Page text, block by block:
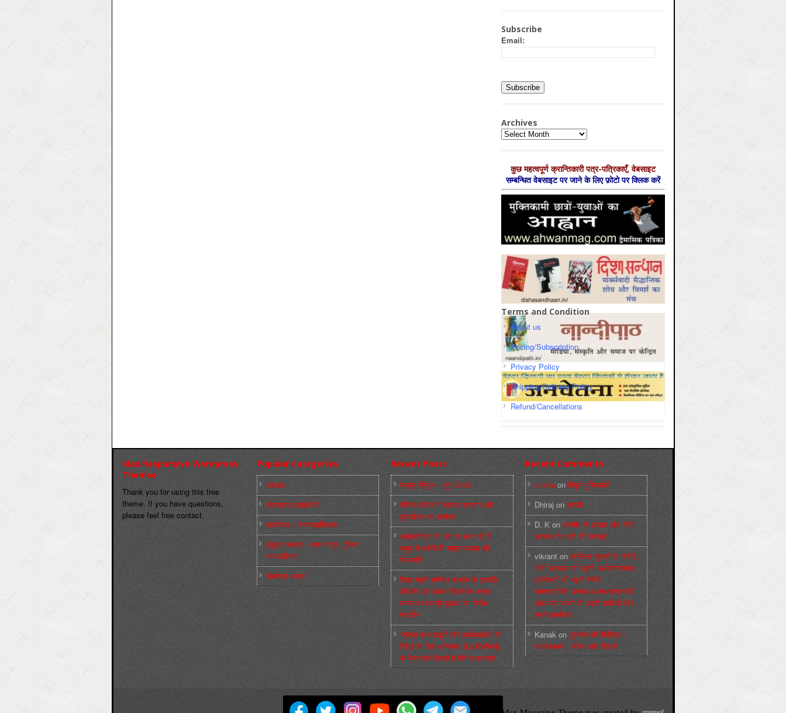
Subscribe
Email:
Archives
Archives
कुछ महत्‍वपूर्ण क्रान्तिकारी पत्र-पत्रिकाएँ, वेबसाइट
सम्‍बन्धित वेबसाइट पर जाने के लिए फ़ोटो पर क्लिक करें
Terms and Condition
About us
Pricing/Subscription
Privacy Policy
Shipping/Delivery Policy
Refund/Cancellations
Max Responsive Wordpress
Themse
Thank you for using this free
theme. If you have questions,
please feel free contact.
Popular Categories
Slider
कारख़ाना इलाक़ों से
फ़ासीवाद / साम्‍प्रदायिकता
बुर्जुआ जनवाद – दमन तंत्र, पुलिस,
न्‍यायपालिका
संघर्षरत जनता
Recent Posts
मज़दूर बिगुल – जून 2026
पश्चिम बंगाल में भाजपा सरकार और
बुलडोज़र का आतंक!
अमानवीयता की हदें पार कर रही है
क्यूबा में अमेरिकी साम्राज्यवाद की
घेराबन्दी
शिक्षा मंत्री धर्मेन्द्र प्रधान के इस्तीफ़े
की माँग को लेकर दिल्ली के जन्तर-
मन्तर पर छात्रों-युवाओं का विरोध
प्रदर्शन
‘नोएडा के मज़दूरों और कार्यकर्ताओं की
रिहाई के लिए अभियान’ (CaRWAN)
के बैनर तले दिल्ली में विरोध प्रदर्शन
Recent Comments
snehaonबिगुल पुस्तिकाएँ
Dhirajon सम्पर्क
D. Konकश्मीर के हालात और मोदी
सरकार के दावों की सच्चाई
vikrantonकर्नाटक चुनावों के नतीजे,
मोदी सरकार की बढ़ती अलोकप्रियता,
फ़ासिस्टों की बढ़ती बेचैनी,
साम्प्रदायिक उन्माद व अन्धराष्ट्रवादी
लहर पैदा करने की बढ़ती साज़िशें और
हमारे कार्यभार
Kanakonपुस्‍तकों की पीडीएफ :
कार्ल मार्क्‍स : जीवन और शिक्षाएं
मज़दूर बिगुल Powered by
WordPress